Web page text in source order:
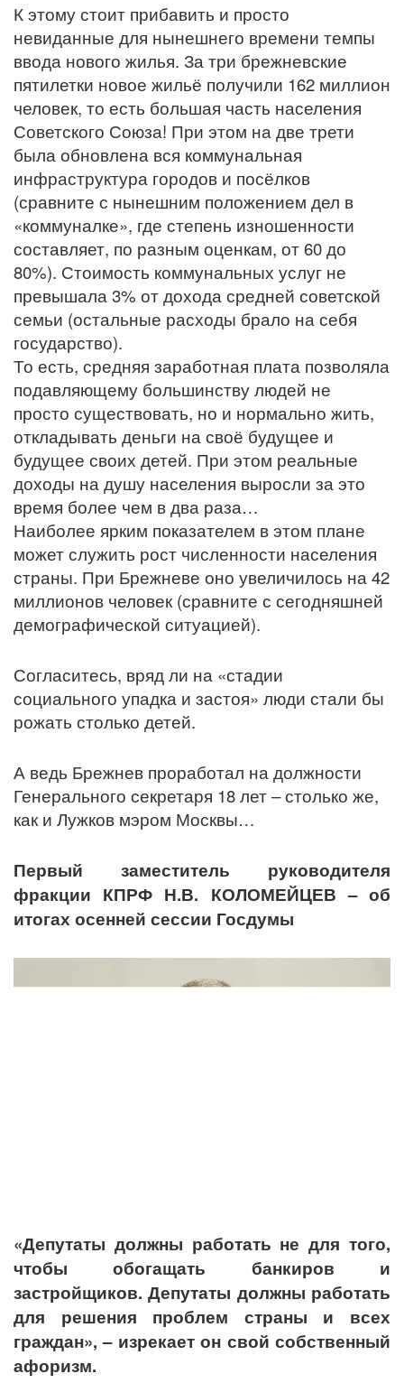
К этому стоит прибавить и просто
невиданные для нынешнего времени темпы
ввода нового жилья. За три брежневские
пятилетки новое жильё получили 162 миллион
человек, то есть большая часть населения
Советского Союза! При этом на две трети
была обновлена вся коммунальная
инфраструктура городов и посёлков
(сравните с нынешним положением дел в
«коммуналке», где степень изношенности
составляет, по разным оценкам, от 60 до
80%). Стоимость коммунальных услуг не
превышала 3% от дохода средней советской
семьи (остальные расходы брало на себя
государство).
То есть, средняя заработная плата позволяла
подавляющему большинству людей не
просто существовать, но и нормально жить,
откладывать деньги на своё будущее и
будущее своих детей. При этом реальные
доходы на душу населения выросли за это
время более чем в два раза…
Наиболее ярким показателем в этом плане
может служить рост численности населения
страны. При Брежневе оно увеличилось на 42
миллионов человек (сравните с сегодняшней
демографической ситуацией).
Согласитесь, вряд ли на «стадии
социального упадка и застоя» люди стали бы
рожать столько детей.
А ведь Брежнев проработал на должности
Генерального секретаря 18 лет – столько же,
как и Лужков мэром Москвы…
Первый заместитель руководителя
фракции КПРФ Н.В. КОЛОМЕЙЦЕВ – об
итогах осенней сессии Госдумы
«Депутаты должны работать не для того,
чтобы обогащать банкиров и
застройщиков. Депутаты должны работать
для решения проблем страны и всех
граждан», – изрекает он свой собственный
афоризм.